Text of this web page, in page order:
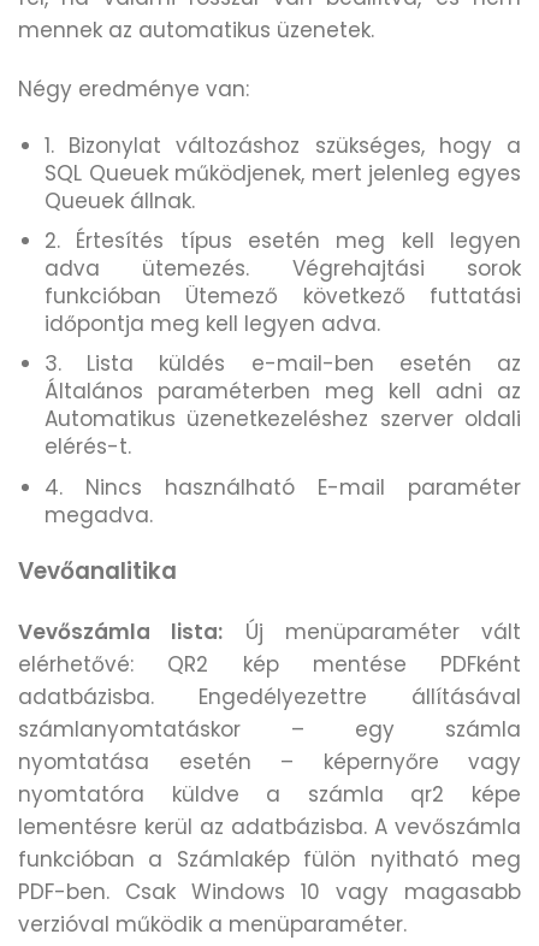
mennek az automatikus üzenetek.
Négy eredménye van:
1. Bizonylat változáshoz szükséges, hogy a
SQL Queuek működjenek, mert jelenleg egyes
Queuek állnak.
2. Értesítés típus esetén meg kell legyen
adva ütemezés. Végrehajtási sorok
funkcióban Ütemező következő futtatási
időpontja meg kell legyen adva.
3. Lista küldés e-mail-ben esetén az
Általános paraméterben meg kell adni az
Automatikus üzenetkezeléshez szerver oldali
elérés-t.
4. Nincs használható E-mail paraméter
megadva.
Vevőanalitika
Vevőszámla lista: Új menüparaméter vált
elérhetővé: QR2 kép mentése PDFként
adatbázisba. Engedélyezettre állításával
számlanyomtatáskor – egy számla
nyomtatása esetén – képernyőre vagy
nyomtatóra küldve a számla qr2 képe
lementésre kerül az adatbázisba. A vevőszámla
funkcióban a Számlakép fülön nyitható meg
PDF-ben. Csak Windows 10 vagy magasabb
verzióval működik a menüparaméter.